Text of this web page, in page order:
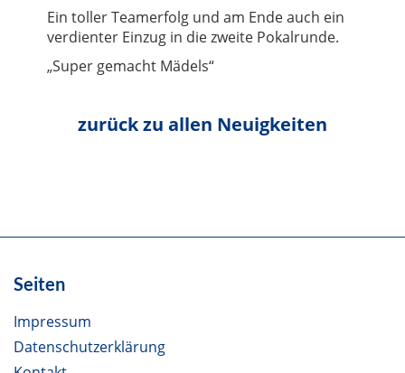
Ein toller Teamerfolg und am Ende auch ein
verdienter Einzug in die zweite Pokalrunde.
„Super gemacht Mädels“
zurück zu allen Neuigkeiten
Seiten
Impressum
Datenschutzerklärung